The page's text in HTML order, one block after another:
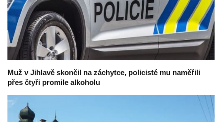
Muž v Jihlavě skončil na záchytce, policisté mu naměřili
přes čtyři promile alkoholu